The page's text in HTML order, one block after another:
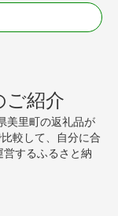
ご紹介
美里町の返礼品が
較して、自分に合
するふるさと納